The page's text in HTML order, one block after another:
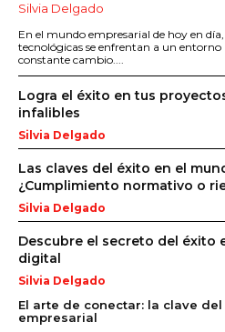
Silvia Delgado
En el mundo empresarial de hoy en
tecnológicas se enfrentan a un
constante cambio....
Logra el éxito en tus
infalibles
Silvia Delgado
Las claves del éxito en el
¿Cumplimiento normativo o
Silvia Delgado
Descubre el secreto del éxito
digital
Silvia Delgado
El arte de conectar: la clave
empresarial